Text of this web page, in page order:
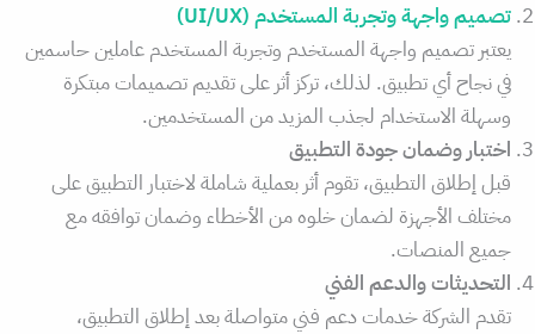
تصميم واجهة وتجربة المستخدم (UI/UX)
يعتبر تصميم واجهة المستخدم وتجربة المستخدم عاملين حاسمين
في نجاح أي تطبيق. لذلك، تركز أثر على تقديم تصميمات مبتكرة
وسهلة الاستخدام لجذب المزيد من المستخدمين.
اختبار وضمان جودة التطبيق
قبل إطلاق التطبيق، تقوم أثر بعملية شاملة لاختبار التطبيق على
مختلف الأجهزة لضمان خلوه من الأخطاء وضمان توافقه مع
جميع المنصات.
التحديثات والدعم الفني
تقدم الشركة خدمات دعم فني متواصلة بعد إطلاق التطبيق،